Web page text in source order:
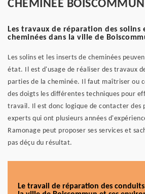
CHEMINÉE
Les travaux de réparation des solins
cheminées dans la ville de
Les solins et les inserts de cheminées
état. Il est d'usage de réaliser des travaux
parties de la cheminée. Il faut maîtriser ou
des doigts les différentes techniques pour
travail. Il est donc logique de contacter des
experts qui ont plusieurs années
Ramonage peut proposer ses services et
pas déçu du résultat.
Le travail de réparation des